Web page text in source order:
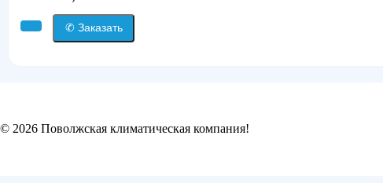
✆ Заказать
© 2026 Поволжская климатическая компания!